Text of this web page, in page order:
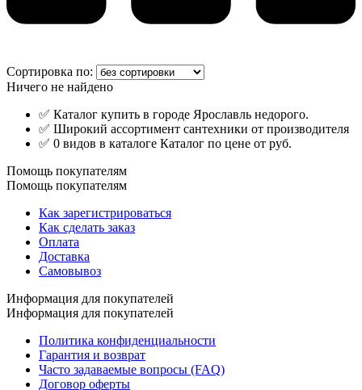
Сортировка по:
Ничего не найдено
✅ Каталог купить в городе Ярославль недорого.
✅ Широкий ассортимент сантехники от производителя
✅ 0 видов в каталоге Каталог по цене от руб.
Помощь покупателям
Помощь покупателям
Как зарегистрироваться
Как сделать заказ
Оплата
Доставка
Самовывоз
Информация для покупателей
Информация для покупателей
Политика конфиденциальности
Гарантия и возврат
Часто задаваемые вопросы (FAQ)
Договор оферты